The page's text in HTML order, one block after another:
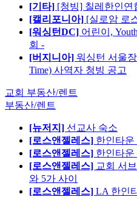
[기타] [청빙] 칠레한인연
[캘리포니아] [실로암 로
[워싱턴DC] 어린이,
회 -
[버지니아] 워싱턴 서울
Time) 사역자 청빙 공고
교회 부동산/렌트
부동산/렌트
[뉴저지] 선교사 숙소
[로스앤젤레스] 한인타
[로스앤젤레스] 한인타
[로스앤젤레스] 교회 서
와 5가 사이
[로스앤젤레스] LA 한인